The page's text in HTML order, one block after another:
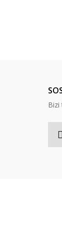
Bizi